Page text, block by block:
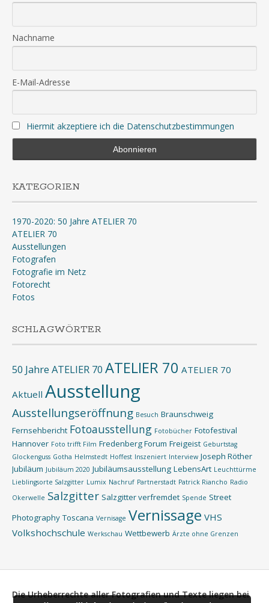
Nachname
E-Mail-Adresse
Hiermit akzeptiere ich die Datenschutzbestimmungen
KATEGORIEN
1970-2020: 50 Jahre ATELIER 70
ATELIER 70
Ausstellungen
Fotografen
Fotografie im Netz
Fotorecht
Fotos
SCHLAGWÖRTER
50 Jahre ATELIER 70 ATELIER 70 ATELIER 70
Aktuell Ausstellung
Ausstellungseröffnung Besuch Braunschweig
Fernsehbericht Fotoausstellung Fotobücher Fotofestival
Hannover Foto trifft Film Fredenberg Forum Freigeist Geburtstag
Glockenguss Gotha Helmstedt Hoffest Inszeniert Interview Joseph Röther
Jubiläum Jubiläum 2020 Jubiläumsausstellung LebensArt Leuchttürme
Lieblingsorte Salzgitter Lumix Nachruf Partnerstadt Patrick Riancho Radio
Okerwelle Salzgitter Salzgitter verfremdet Spende Street
Photography Toscana Vernisage Vernissage VHS
Volkshochschule Werkschau Wettbewerb Ärzte ohne Grenzen
Die Urheberrechte aller Fotografien und Texte liegen bei